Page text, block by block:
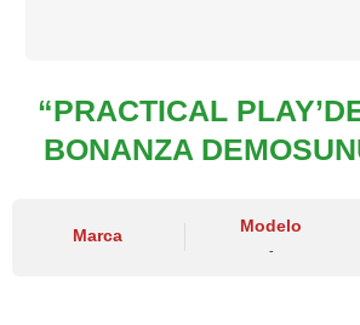
“PRACTICAL
BONANZA
Marca
Modelo
-